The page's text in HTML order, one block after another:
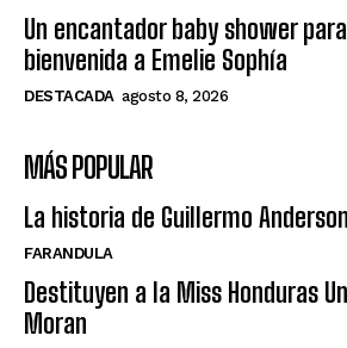
Un encantador baby shower
bienvenida a Emelie Sophía
DESTACADA agosto 8, 2026
MÁS POPULAR
La historia de Guillermo Anderson
FARANDULA
Destituyen a la Miss Honduras
Moran